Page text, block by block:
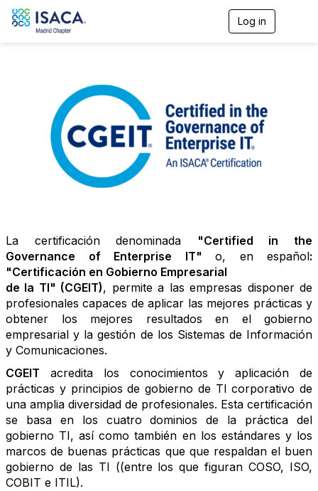
Log in
La certificación denominada
"Certified in the
Governance of Enterprise IT" o, en español:
"Certificación en Gobierno Empresarial
de la TI" (CGEIT), permite a las empresas disponer de
profesionales capaces de aplicar las mejores prácticas y
obtener los mejores resultados en el gobierno
empresarial y la gestión de los Sistemas de Información
y Comunicaciones.
CGEIT acredita los conocimientos y aplicación de
prácticas y principios de gobierno de TI corporativo de
una amplia diversidad de profesionales. Esta certificación
se basa en los cuatro dominios de la práctica del
gobierno TI, así como también en los estándares y los
marcos de buenas prácticas que que respaldan el buen
gobierno de las TI ((entre los que figuran COSO, ISO,
COBIT e ITIL).